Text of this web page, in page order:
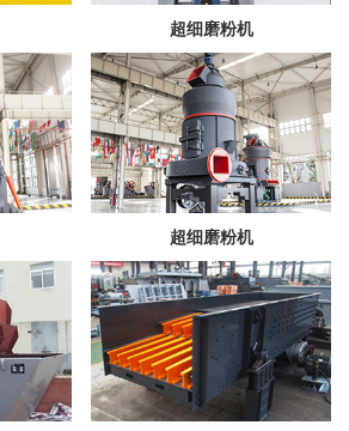
超细磨粉机
超细磨粉机